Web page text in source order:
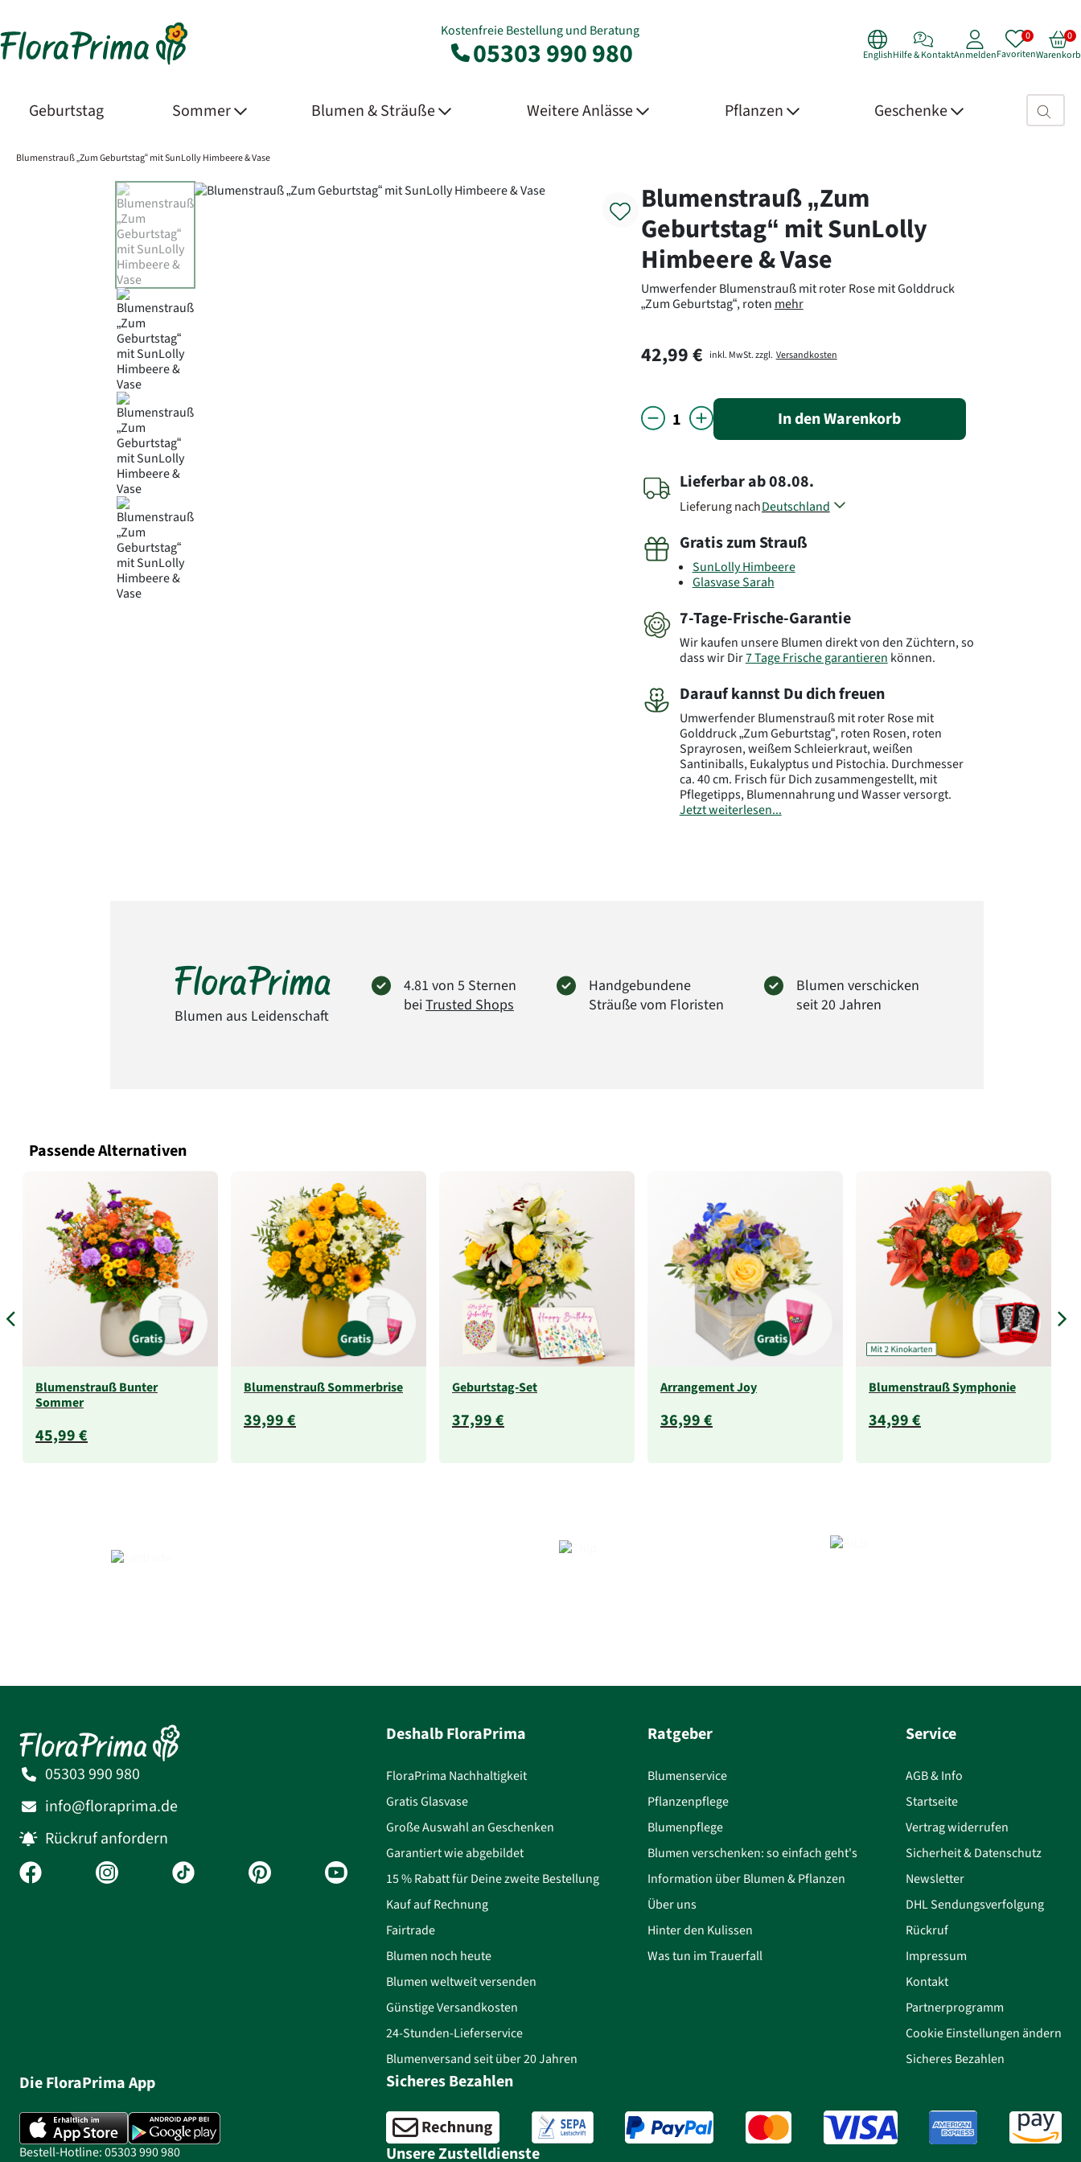
Kostenfreie Bestellung und Beratung
05303 990 980 EnglishHilfe & KontaktAnmeldenFavoritenWarenkorb
Geburtstag Sommer Blumen & Sträuße Weitere Anlässe Pflanzen Geschenke Suchfeld>
Blumenstrauß „Zum Geburtstag“ mit SunLolly Himbeere & Vase
Product Images Product Details
Blumenstrauß „Zum
Geburtstag“ mit SunLolly
Himbeere & Vase
Umwerfender Blumenstrauß mit roter Rose mit Golddruck
„Zum Geburtstag“, roten mehr
42,99 € inkl. MwSt. zzgl. Versandkosten
In den Warenkorb
Lieferbarab08.08.
Lieferung nachDeutschland
Belgien
Frankreich
Luxemburg
Polen
Slowenien
Tschechien
Gratis zum Strauß
SunLolly Himbeere
Glasvase Sarah
7-Tage-Frische-Garantie
Wir kaufen unsere Blumen direkt von den Züchtern, so
dass wir Dir7 Tage Frische garantieren können.
Darauf kannst Du dich freuen
Umwerfender Blumenstrauß mit roter Rose mit
Golddruck „Zum Geburtstag“, roten Rosen, roten
Sprayrosen, weißem Schleierkraut, weißen
Santiniballs, Eukalyptus und Pistochia. Durchmesser
ca. 40 cm. Frisch für Dich zusammengestellt, mit
Pflegetipps, Blumennahrung und Wasser versorgt.
Jetzt weiterlesen...
Blumen aus Leidenschaft
4.81 von 5 Sternen
bei Trusted Shops
Handgebundene
Sträuße vom Floristen
Blumen verschicken
seit 20 Jahren
Passende Alternativen
Blumenstrauß Bunter
Sommer
45,99 €
Blumenstrauß Sommerbrise
39,99 €
Geburtstag-Set
37,99 €
Arrangement Joy
36,99 €
Blumenstrauß Symphonie
34,99 €
05303 990 980
info@floraprima.de
Rückruf anfordern
Die FloraPrima App
Bestell-Hotline: 05303 990 980
Deshalb FloraPrima
FloraPrima Nachhaltigkeit
Gratis Glasvase
Große Auswahl an Geschenken
Garantiert wie abgebildet
15 % Rabatt für Deine zweite Bestellung
Kauf auf Rechnung
Fairtrade
Blumen noch heute
Blumen weltweit versenden
Günstige Versandkosten
24-Stunden-Lieferservice
Blumenversand seit über 20 Jahren
Ratgeber
Blumenservice
Pflanzenpflege
Blumenpflege
Blumen verschenken: so einfach geht's
Information über Blumen & Pflanzen
Über uns
Hinter den Kulissen
Was tun im Trauerfall
Service
AGB & Info
Startseite
Vertrag widerrufen
Sicherheit & Datenschutz
Newsletter
DHL Sendungsverfolgung
Rückruf
Impressum
Kontakt
Partnerprogramm
Cookie Einstellungen ändern
Sicheres Bezahlen
Sicheres Bezahlen
Unsere Zustelldienste